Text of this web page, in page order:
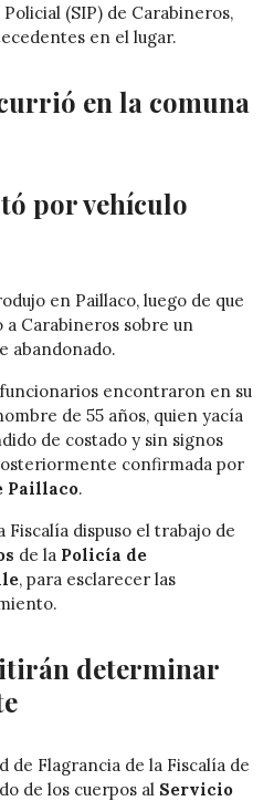
(SIP) de Carabineros,
en el lugar.
en la comuna
por vehículo
en Paillaco, luego de que
Carabineros sobre un
abandonado.
encontraron en su
de 55 años, quien yacía
de costado y sin signos
confirmada por
Paillaco.
dispuso el trabajo de
de la Policía de
, para esclarecer las
determinar
de Flagrancia de la Fiscalía de
de los cuerpos al Servicio